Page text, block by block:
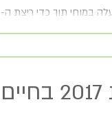
עלה במוחי תוך כדי ריצת ה-
סיכום שנת 2017 בחיים